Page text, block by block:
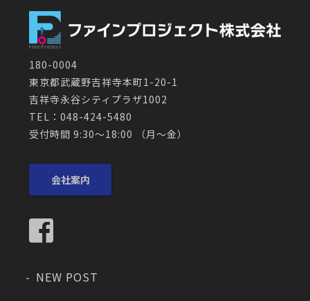
180-0004
東京都武蔵野吉祥寺本町1-20-1
吉祥寺永谷シティプラザ1002
TEL：048-424-5480
受付時間 9:30～18:00 （月〜金）
会社案内
NEW POST